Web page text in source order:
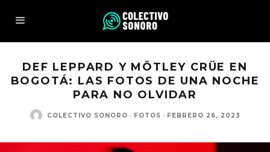
DEF LEPPARD Y MÖTLEY CRÜE EN
BOGOTÁ: LAS FOTOS DE UNA NOCHE
PARA NO OLVIDAR
COLECTIVO SONORO · FOTOS · FEBRERO 26, 2023